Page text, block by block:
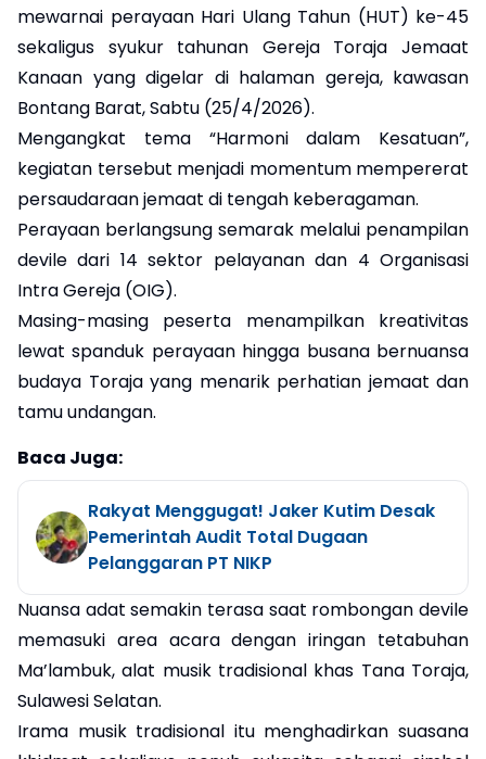
mewarnai perayaan Hari Ulang Tahun (HUT) ke-45
sekaligus syukur tahunan Gereja Toraja Jemaat
Kanaan yang digelar di halaman gereja, kawasan
Bontang Barat, Sabtu (25/4/2026).
Mengangkat tema “Harmoni dalam Kesatuan”,
kegiatan tersebut menjadi momentum mempererat
persaudaraan jemaat di tengah keberagaman.
Perayaan berlangsung semarak melalui penampilan
devile dari 14 sektor pelayanan dan 4 Organisasi
Intra Gereja (OIG).
Masing-masing peserta menampilkan kreativitas
lewat spanduk perayaan hingga busana bernuansa
budaya Toraja yang menarik perhatian jemaat dan
tamu undangan.
Baca Juga:
Rakyat Menggugat! Jaker Kutim Desak
Pemerintah Audit Total Dugaan
Pelanggaran PT NIKP
Nuansa adat semakin terasa saat rombongan devile
memasuki area acara dengan iringan tetabuhan
Ma’lambuk, alat musik tradisional khas Tana Toraja,
Sulawesi Selatan.
Irama musik tradisional itu menghadirkan suasana